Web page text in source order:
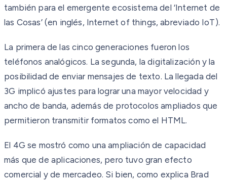
también para el emergente ecosistema del ‘Internet de
las Cosas’ (en inglés, Internet of things, abreviado IoT).
La primera de las cinco generaciones fueron los
teléfonos analógicos. La segunda, la digitalización y la
posibilidad de enviar mensajes de texto. La llegada del
3G implicó ajustes para lograr una mayor velocidad y
ancho de banda, además de protocolos ampliados que
permitieron transmitir formatos como el HTML.
El 4G se mostró como una ampliación de capacidad
más que de aplicaciones, pero tuvo gran efecto
comercial y de mercadeo. Si bien, como explica Brad